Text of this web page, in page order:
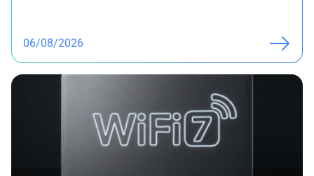
06/08/2026